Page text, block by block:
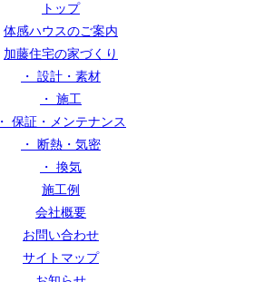
トップ
体感ハウスのご案内
加藤住宅の家づくり
・ 設計・素材
・ 施工
・ 保証・メンテナンス
・ 断熱・気密
・ 換気
施工例
会社概要
お問い合わせ
サイトマップ